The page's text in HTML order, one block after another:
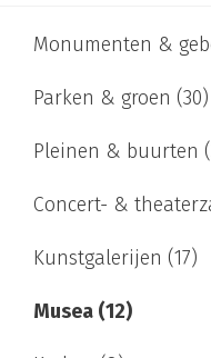
Monumenten &
Parken & groen (30)
Pleinen & buurten
Concert- &
Kunstgalerijen (17)
Musea (12)